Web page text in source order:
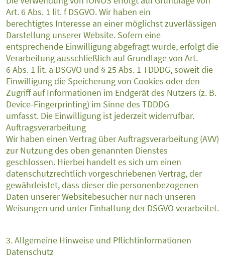
Art. 6 Abs. 1 lit. f DSGVO. Wir haben ein
berechtigtes Interesse an einer möglichst zuverlässigen
Darstellung unserer Website. Sofern eine
entsprechende Einwilligung abgefragt wurde, erfolgt die
Verarbeitung ausschließlich auf Grundlage von Art.
6 Abs. 1 lit. a DSGVO und § 25 Abs. 1 TDDDG, soweit die
Einwilligung die Speicherung von Cookies oder den
Zugriff auf Informationen im Endgerät des Nutzers (z. B.
Device-Fingerprinting) im Sinne des TDDDG
umfasst. Die Einwilligung ist jederzeit widerrufbar.
Auftragsverarbeitung
Wir haben einen Vertrag über Auftragsverarbeitung (AVV)
zur Nutzung des oben genannten Dienstes
geschlossen. Hierbei handelt es sich um einen
datenschutzrechtlich vorgeschriebenen Vertrag, der
gewährleistet, dass dieser die personenbezogenen
Daten unserer Websitebesucher nur nach unseren
Weisungen und unter Einhaltung der DSGVO verarbeitet.
3. Allgemeine Hinweise und Pflichtinformationen
Datenschutz